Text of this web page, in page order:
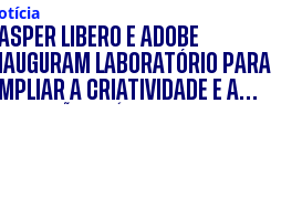
LÍBERO E ADOBE
LABORATÓRIO PARA
A CRIATIVIDADE E A